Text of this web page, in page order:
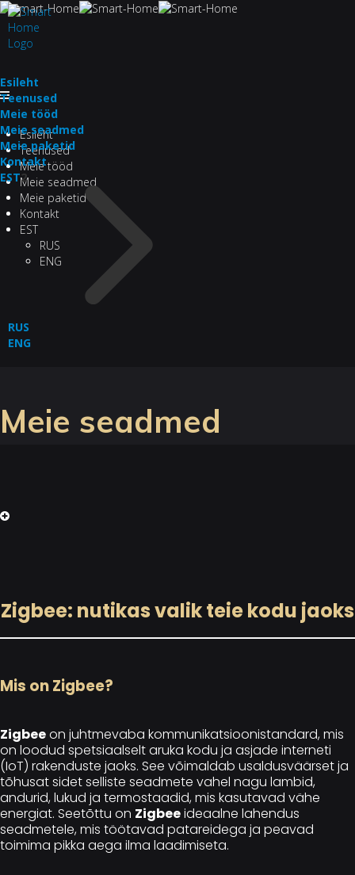
Esileht
Teenused
Meie tööd
Meie seadmed
Meie paketid
Kontakt
EST
RUS
ENG
Esileht
Teenused
Meie tööd
Meie seadmed
Meie paketid
Kontakt
EST2
RUS
ENG
Meie seadmed
Zigbee: nutikas valik teie kodu jaoks
Mis on Zigbee?
Zigbeeon juhtmevaba kommunikatsioonistandard, mis
on loodud spetsiaalselt aruka kodu ja asjade interneti
(IoT) rakenduste jaoks. See võimaldab usaldusväärset ja
tõhusat sidet selliste seadmete vahel nagu lambid,
andurid, lukud ja termostaadid, mis kasutavad vähe
energiat. Seetõttu on Zigbeeideaalne lahendus
seadmetele, mis töötavad patareidega ja peavad
toimima pikka aega ilma laadimiseta.